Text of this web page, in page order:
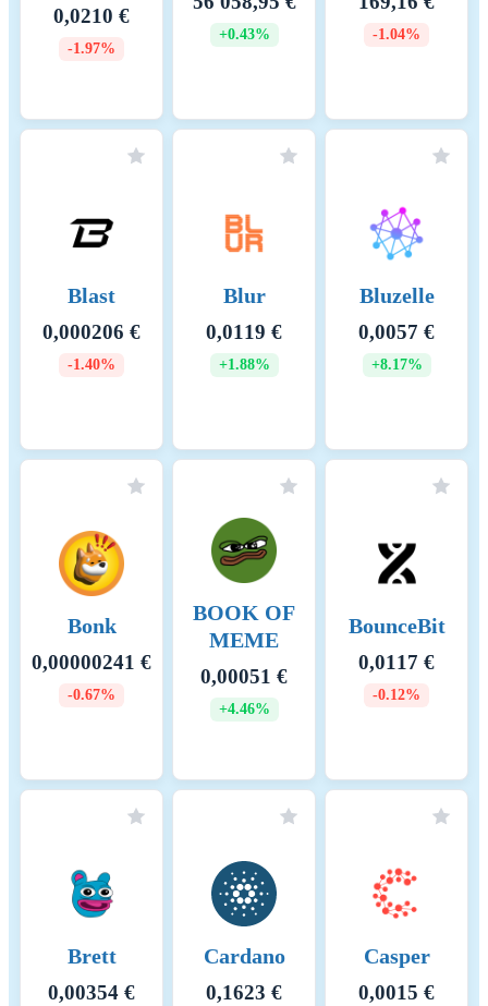
Energiaintensiteetti 0 (kWh)
Scope 2 DLT KHK-päästöt -
0 (tCO2e/a)
KHK-intensiteetti
menetelmät
Keskeiset KHK-lähteet ja
menetelmät
0,0210 €
-1.97%
+0.43% -1.04%
Blast
0,000206 €
-1.40%
Blur
0,0119 €
+1.88%
Bluzelle
0,0057 €
+8.17%
Bonk
0,00000241 €
-0.67%
BOOK OF
MEME
0,00051 €
+4.46%
BounceBit
0,0117 €
-0.12%
Brett
0,00354 €
Cardano
0,1623 €
Casper
0,0015 €